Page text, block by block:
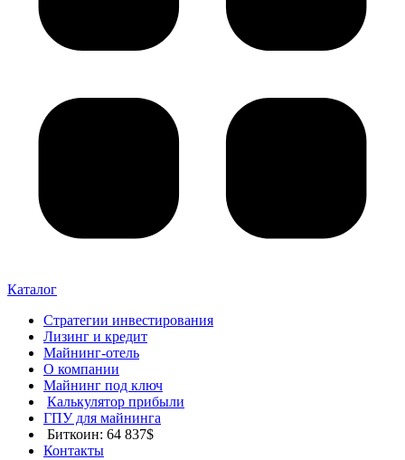
Каталог
Стратегии инвестирования
Лизинг и кредит
Майнинг-отель
О компании
Майнинг под ключ
Калькулятор прибыли
ГПУ для майнинга
Биткоин: 64 837$
Контакты